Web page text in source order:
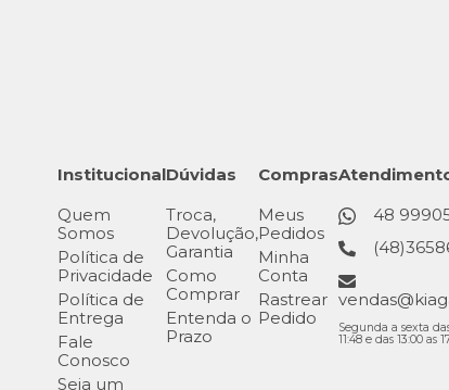
Institucional
Quem
Somos
Política de
Privacidade
Política de
Entrega
Fale
Conosco
Seja um
Dúvidas
Troca,
Devolução,
Garantia
Como
Comprar
Entenda o
Prazo
Compras
Meus
Pedidos
Minha
Conta
Rastrear
Pedido
48
Segunda a sexta
11:48 e das 13:00 as